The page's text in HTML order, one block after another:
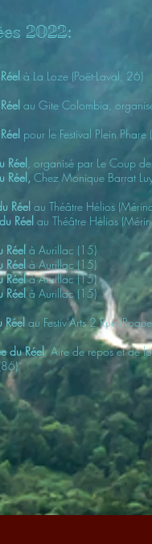
2022:
à La Loze (Poët-Laval, 26)
au Gite Colombia,
pour le Festival Plein
Réel, organisé
Réel, Chez Monique Barrat
Réel au Théâtre Hélios
Réel au Théâtre Hélios
Réel à Aurillac (15)
Réel à Aurillac (15)
Réelà Aurillac (15)
Réel à Aurillac (15)
Réel au Festiv'Arts 2 Rue
du Réel,Aire de repos et de